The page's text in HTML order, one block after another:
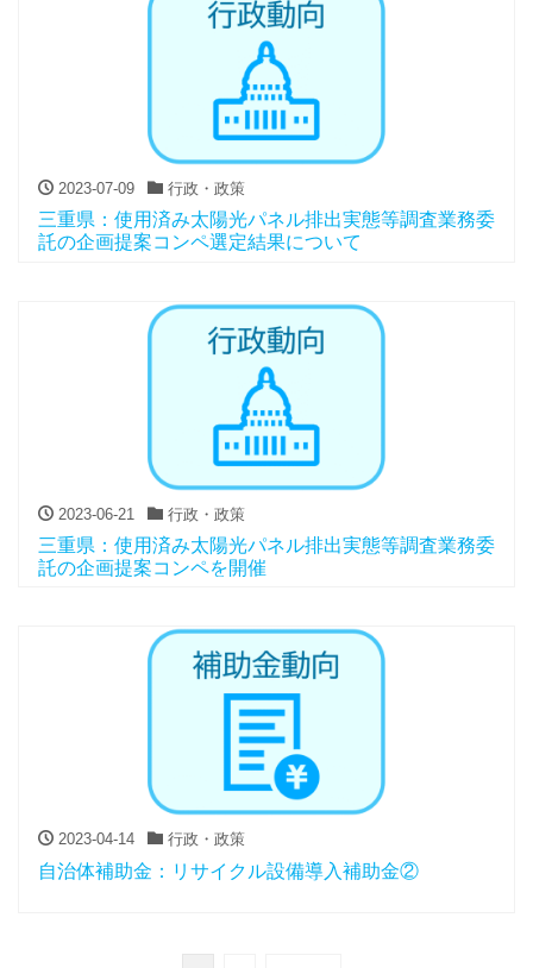
2023-07-09 行政・政策
三重県：使用済み太陽光パネル排出実態等調査業務委
託の企画提案コンペ選定結果について
2023-06-21 行政・政策
三重県：使用済み太陽光パネル排出実態等調査業務委
託の企画提案コンペを開催
2023-04-14 行政・政策
自治体補助金：リサイクル設備導入補助金②